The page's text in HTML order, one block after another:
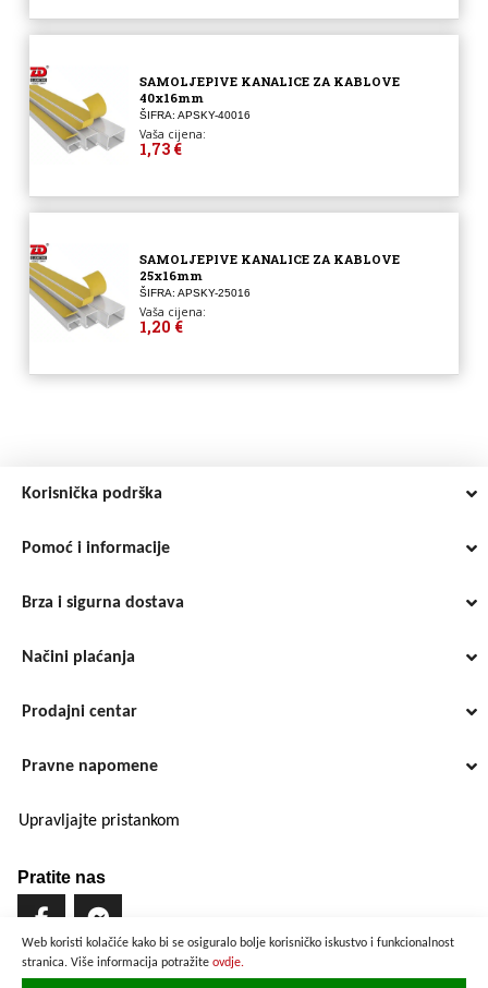
Web koristi kolačiće kako bi se osiguralo bolje korisničko iskustvo i funkcionalnost
stranica. Više informacija potražite ovdje.
SAMOLJEPIVE KANALICE ZA KABLOVE
40x16mm
ŠIFRA: APSKY-40016
Vaša cijena:
1,73 €
SAMOLJEPIVE KANALICE ZA KABLOVE
25x16mm
ŠIFRA: APSKY-25016
Vaša cijena:
1,20 €
Korisnička podrška
Pomoć i informacije
Brza i sigurna dostava
Načini plaćanja
Prodajni centar
Pravne napomene
Upravljajte pristankom
Pratite nas
Brzo i sigurno plaćanje